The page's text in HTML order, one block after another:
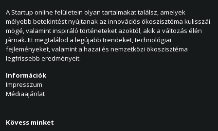
A Startup online felületein olyan tartalmakat találsz, amelyek
mélyebb betekintést nyújtanak az innovációs ökoszisztéma kulisszái
mögé, valamint inspiráló történeteket azoktól, akik a változás élén
járnak. Itt megtalálod a legújabb trendeket, technológiai
fejleményeket, valamint a hazai és nemzetközi ökoszisztéma
legfrissebb eredményeit.
Információk
Impresszum
Médiaajánlat
Kövess minket